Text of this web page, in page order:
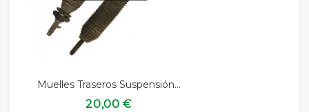
Muelles Traseros Suspensión...
20,00 €